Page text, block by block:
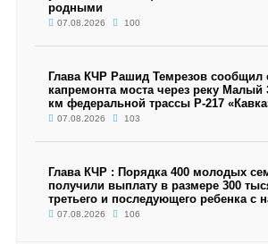
родными
07.08.2026 100
Глава КЧР Рашид Темрезов сообщил
капремонта моста через реку Малый
км федеральной трассы Р-217
07.08.2026 103
Глава КЧР : Порядка 400 молодых
получили выплату в размере 300
третьего и последующего ребенка с
07.08.2026 106